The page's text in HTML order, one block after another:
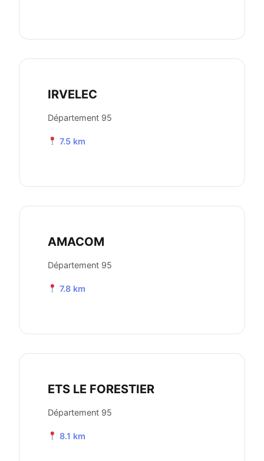
IRVELEC
Département 95
7.5 km
AMACOM
Département 95
7.8 km
ETS LE FORESTIER
Département 95
8.1 km